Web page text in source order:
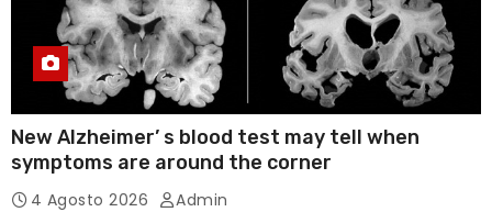
New Alzheimer’ s blood test may tell when
symptoms are around the corner
4 Agosto 2026 Admin